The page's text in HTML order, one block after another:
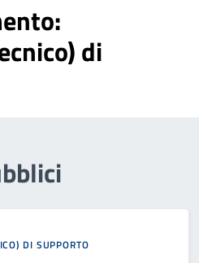
di
DI SUPPORTO